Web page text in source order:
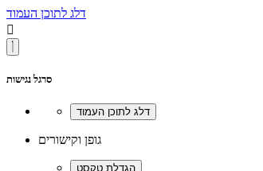
דלג לתוכן העמוד

סרגל נגישות
גופן וקישורים